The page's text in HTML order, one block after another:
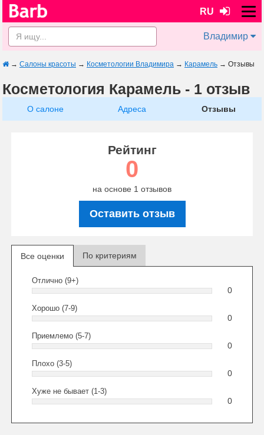
RU
Владимир
→ Салоны красоты → Косметологии Владимира → Карамель → Отзывы
Косметология Карамель - 1 отзыв
О салоне Адреса Отзывы
Рейтинг
0
на основе 1 отзывов
Оставить отзыв
Все оценки По критериям
Отлично (9+)
0
Хорошо (7-9)
0
Приемлемо (5-7)
0
Плохо (3-5)
0
Хуже не бывает (1-3)
0